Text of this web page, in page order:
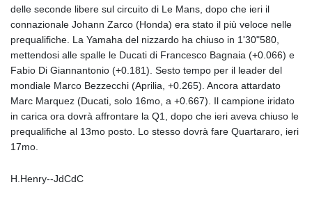
delle seconde libere sul circuito di Le Mans, dopo che ieri il
connazionale Johann Zarco (Honda) era stato il più veloce nelle
prequalifiche. La Yamaha del nizzardo ha chiuso in 1'30"580,
mettendosi alle spalle le Ducati di Francesco Bagnaia (+0.066) e
Fabio Di Giannantonio (+0.181). Sesto tempo per il leader del
mondiale Marco Bezzecchi (Aprilia, +0.265). Ancora attardato
Marc Marquez (Ducati, solo 16mo, a +0.667). Il campione iridato
in carica ora dovrà affrontare la Q1, dopo che ieri aveva chiuso le
prequalifiche al 13mo posto. Lo stesso dovrà fare Quartararo, ieri
17mo.
H.Henry--JdCdC